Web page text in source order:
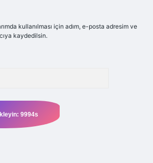
kullanılması için adım, e-posta adresim ve
kaydedilsin.